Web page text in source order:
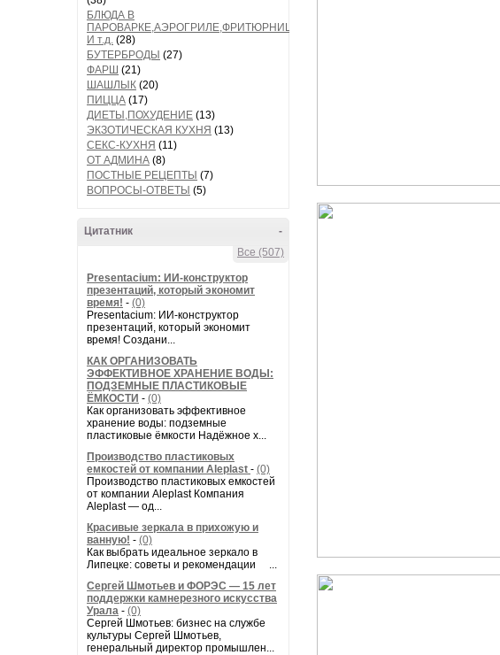
БЛЮДА В
ПАРОВАРКЕ,АЭРОГРИЛЕ,ФРИТЮРНИЦЕ
И т.д. (28)
БУТЕРБРОДЫ (27)
ФАРШ (21)
ШАШЛЫК (20)
ПИЦЦА (17)
ДИЕТЫ,ПОХУДЕНИЕ (13)
ЭКЗОТИЧЕСКАЯ КУХНЯ (13)
СЕКС-КУХНЯ (11)
ОТ АДМИНА (8)
ПОСТНЫЕ РЕЦЕПТЫ (7)
ВОПРОСЫ-ОТВЕТЫ (5)
-
Цитатник
Все (507)
Presentacium: ИИ‑конструктор
презентаций, который экономит
время! - (0)
Presentacium: ИИ‑конструктор
презентаций, который экономит
время! Создани...
КАК ОРГАНИЗОВАТЬ
ЭФФЕКТИВНОЕ ХРАНЕНИЕ ВОДЫ:
ПОДЗЕМНЫЕ ПЛАСТИКОВЫЕ
ЁМКОСТИ - (0)
Как организовать эффективное
хранение воды: подземные
пластиковые ёмкости Надёжное х...
Производство пластиковых
емкостей от компании Aleplast - (0)
Производство пластиковых емкостей
от компании Aleplast Компания
Aleplast — од...
Красивые зеркала в прихожую и
ванную! - (0)
Как выбрать идеальное зеркало в
Липецке: советы и рекомендации ...
Сергей Шмотьев и ФОРЭС — 15 лет
поддержки камнерезного искусства
Урала - (0)
Сергей Шмотьев: бизнес на службе
культуры Сергей Шмотьев,
генеральный директор промышлен...